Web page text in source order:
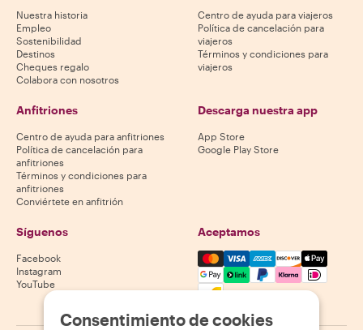
Nuestra historia
Empleo
Sostenibilidad
Destinos
Cheques regalo
Colabora con nosotros
Centro de ayuda para viajeros
Política de cancelación para
viajeros
Términos y condiciones para
viajeros
Anfitriones
Centro de ayuda para anfitriones
Política de cancelación para
anfitriones
Términos y condiciones para
anfitriones
Conviértete en anfitrión
Descarga nuestra app
App Store
Google Play Store
Síguenos
Facebook
Instagram
YouTube
Aceptamos
Mastercard, Visa, Amex,
Consentimiento de cookies